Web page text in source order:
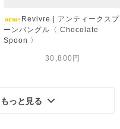
Revivre | アンティークスプ
ーンバングル〈 Chocolate
Spoon 〉
30,800円
もっと見る